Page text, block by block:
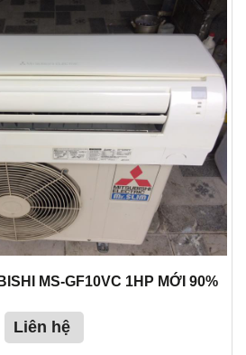
MS-GF10VC 1HP MỚI 90%
Liên hệ